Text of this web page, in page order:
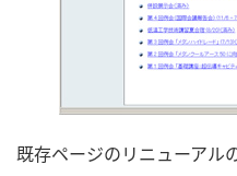
既存ページのリニューアル